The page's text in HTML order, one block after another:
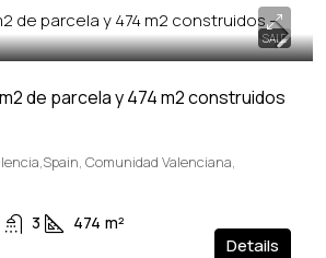
SALE
de parcela y 474 m2 construidos
Comunidad Valenciana,
3 474 m²
Details